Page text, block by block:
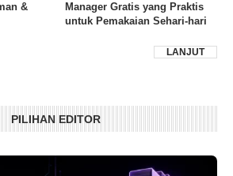
&
Manager Gratis yang Praktis
untuk Pemakaian Sehari-hari
LANJUT
PILIHAN EDITOR